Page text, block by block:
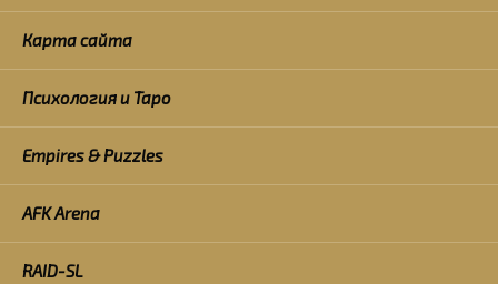
Карта сайта
Психология и Таро
Empires & Puzzles
AFK Arena
RAID-SL